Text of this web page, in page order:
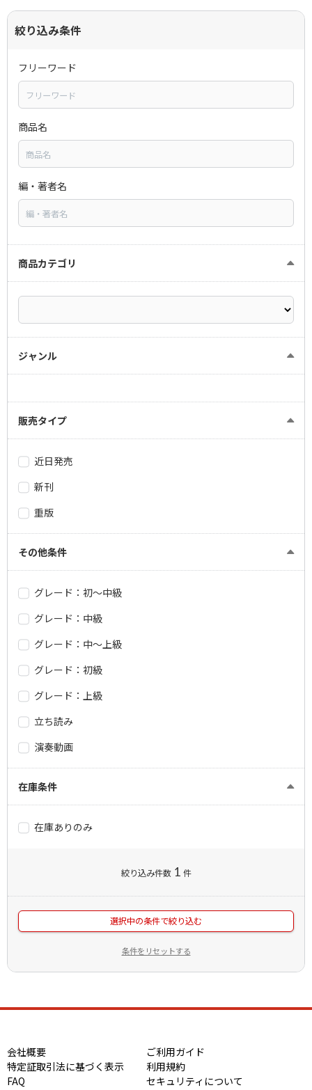
絞り込み条件
フリーワード
商品名
編・著者名
商品カテゴリ
ジャンル
販売タイプ
近日発売
新刊
重版
その他条件
グレード：初～中級
グレード：中級
グレード：中～上級
グレード：初級
グレード：上級
立ち読み
演奏動画
在庫条件
在庫ありのみ
絞り込み件数 1 件
選択中の条件で絞り込む
条件をリセットする
会社概要
ご利用ガイド
特定証取引法に基づく表示
利用規約
FAQ
セキュリティについて